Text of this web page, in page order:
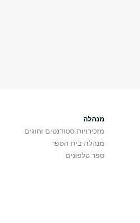
מנהלה
מזכירויות סטודנטים וחוגים
מנהלת בית הספר
ספר טלפונים